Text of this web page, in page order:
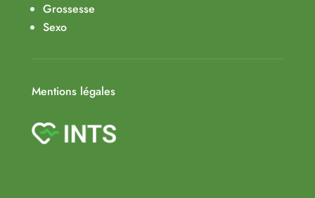
Grossesse
Sexo
Mentions légales